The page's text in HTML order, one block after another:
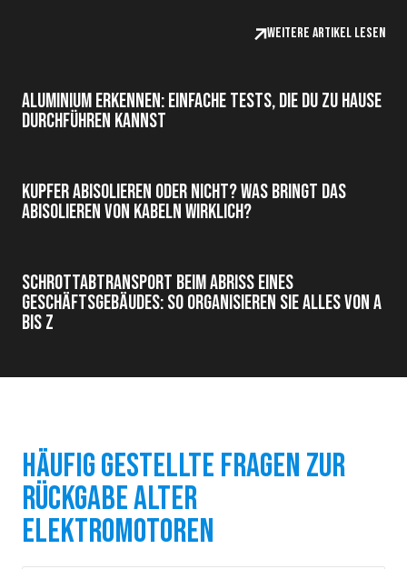
Weitere Artikel lesen
Aluminium erkennen: einfache Tests, die du zu Hause
durchführen kannst
Kupfer abisolieren oder nicht? Was bringt das
Abisolieren von Kabeln wirklich?
Schrottabtransport beim Abriss eines
Geschäftsgebäudes: So organisieren Sie alles von A
bis Z
Häufig gestellte Fragen zur
Rückgabe alter
Elektromotoren